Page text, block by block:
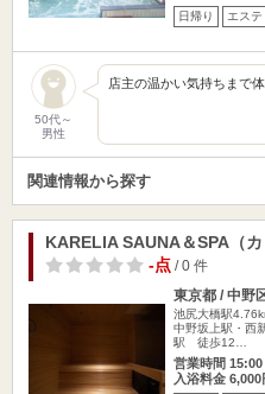
日帰り エス
50代～
男性
店主の温かい気持ちまで
関連情報から探す
KARELIA SAUNA＆SPA（カ
-点/ 0 件
東京都 / 中野
池尻大橋駅
中野坂上駅・西
駅 徒歩12…
営業時間
入浴料金 6,000